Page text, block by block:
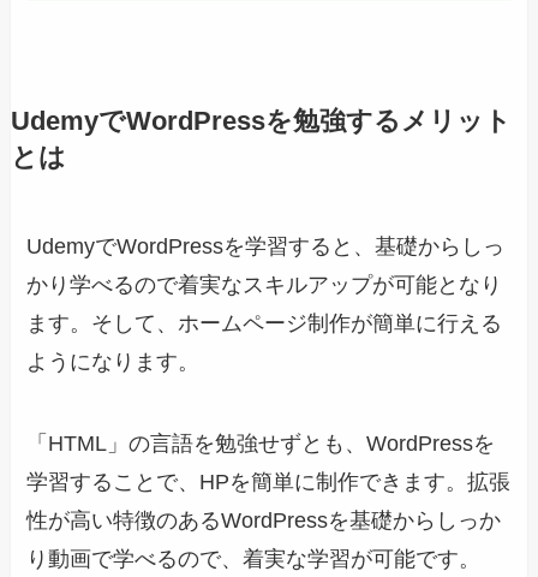
UdemyでWordPressを勉強するメリット
とは
UdemyでWordPressを学習すると、基礎からしっ
かり学べるので着実なスキルアップが可能となり
ます。そして、ホームページ制作が簡単に行える
ようになります。
「HTML」の言語を勉強せずとも、WordPressを
学習することで、HPを簡単に制作できます。拡張
性が高い特徴のあるWordPressを基礎からしっか
り動画で学べるので、着実な学習が可能です。